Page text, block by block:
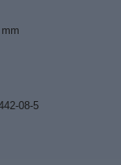
08-5